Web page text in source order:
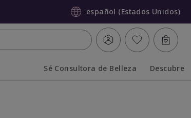
español (Estados Unidos)
Sé Consultora de Belleza Descubre